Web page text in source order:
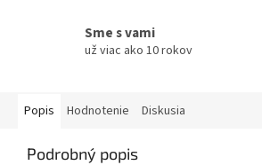
Sme s vami
už viac ako 10 rokov
Popis Hodnotenie Diskusia
Podrobný popis